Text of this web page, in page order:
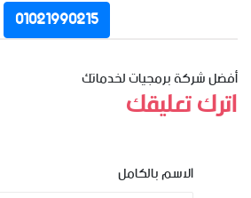
01021990215
أفضل شركة برمجيات لخدماتك
اترك تعليقك
الاسم بالكامل